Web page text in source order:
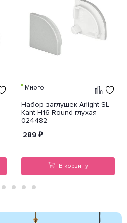
Много
Набор заглушек Arlight SL-
Kant-H16 Round глухая
024482
289 ₽
В корзину